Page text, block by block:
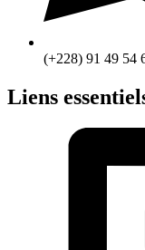
(+228) 91 49 54
Liens